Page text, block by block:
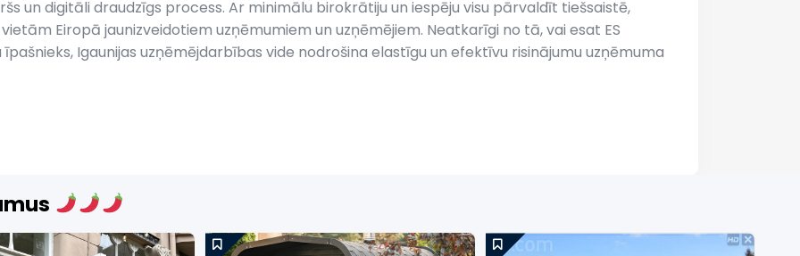
un digitāli draudzīgs process. Ar minimālu birokrātiju un iespēju visu pārvaldīt tiešsaistē,
Eiropā jaunizveidotiem uzņēmumiem un uzņēmējiem. Neatkarīgi no tā, vai esat ES
Igaunijas uzņēmējdarbības vide nodrošina elastīgu un efektīvu risinājumu uzņēmuma